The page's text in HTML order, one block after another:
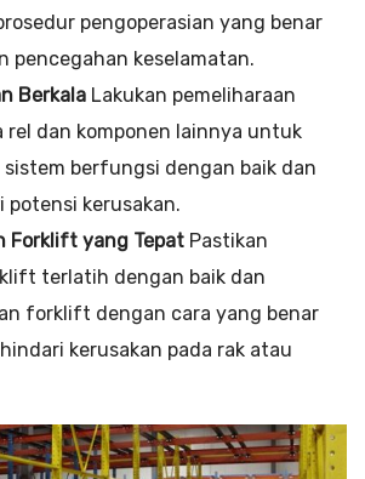
pengoperasian yang benar
pencegahan keselamatan.
Berkala Lakukan pemeliharaan
rel dan komponen lainnya untuk
sistem berfungsi dengan baik dan
potensi kerusakan.
Forklift yang Tepat Pastikan
terlatih dengan baik dan
forklift dengan cara yang benar
kerusakan pada rak atau